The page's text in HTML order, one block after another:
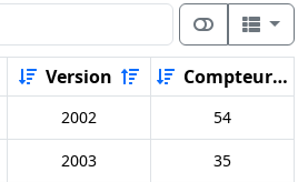
Version
Compteur
2002 54
2003 35